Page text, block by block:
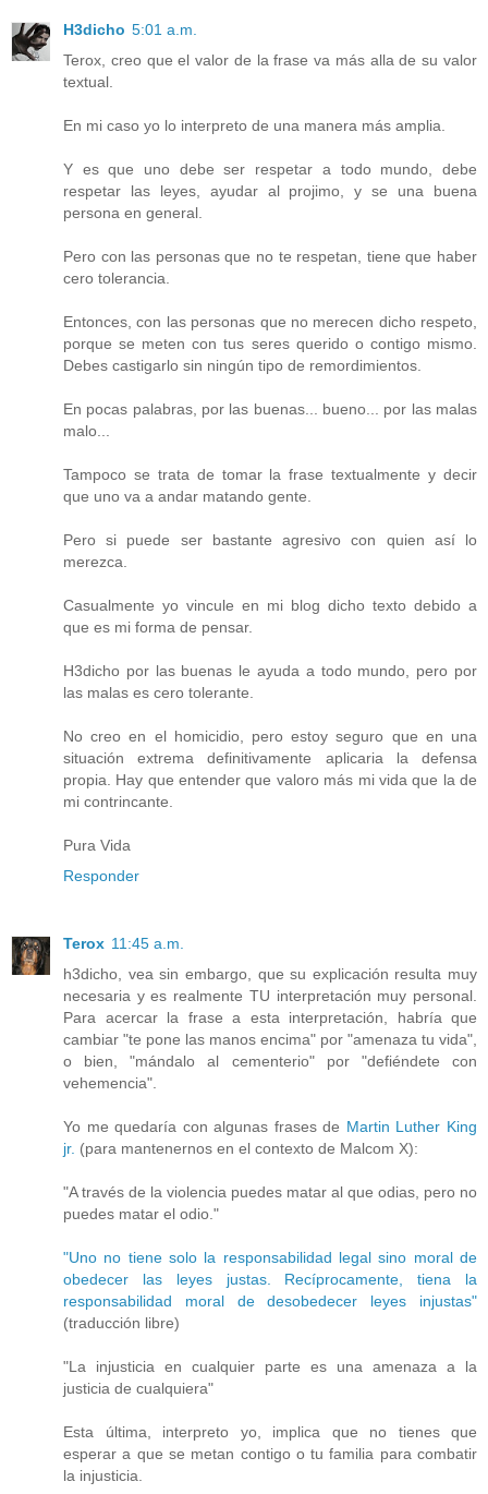
H3dicho 5:01 a.m.
Terox, creo que el valor de la frase va más alla de su valor
textual.
En mi caso yo lo interpreto de una manera más amplia.
Y es que uno debe ser respetar a todo mundo, debe
respetar las leyes, ayudar al projimo, y se una buena
persona en general.
Pero con las personas que no te respetan, tiene que haber
cero tolerancia.
Entonces, con las personas que no merecen dicho respeto,
porque se meten con tus seres querido o contigo mismo.
Debes castigarlo sin ningún tipo de remordimientos.
En pocas palabras, por las buenas... bueno... por las malas
malo...
Tampoco se trata de tomar la frase textualmente y decir
que uno va a andar matando gente.
Pero si puede ser bastante agresivo con quien así lo
merezca.
Casualmente yo vincule en mi blog dicho texto debido a
que es mi forma de pensar.
H3dicho por las buenas le ayuda a todo mundo, pero por
las malas es cero tolerante.
No creo en el homicidio, pero estoy seguro que en una
situación extrema definitivamente aplicaria la defensa
propia. Hay que entender que valoro más mi vida que la de
mi contrincante.
Pura Vida
Responder
Terox 11:45 a.m.
h3dicho, vea sin embargo, que su explicación resulta muy
necesaria y es realmente TU interpretación muy personal.
Para acercar la frase a esta interpretación, habría que
cambiar "te pone las manos encima" por "amenaza tu vida",
o bien, "mándalo al cementerio" por "defiéndete con
vehemencia".
Yo me quedaría con algunas frases de Martin Luther King
jr. (para mantenernos en el contexto de Malcom X):
"A través de la violencia puedes matar al que odias, pero no
puedes matar el odio."
"Uno no tiene solo la responsabilidad legal sino moral de
obedecer las leyes justas. Recíprocamente, tiena la
responsabilidad moral de desobedecer leyes injustas"
(traducción libre)
"La injusticia en cualquier parte es una amenaza a la
justicia de cualquiera"
Esta última, interpreto yo, implica que no tienes que
esperar a que se metan contigo o tu familia para combatir
la injusticia.